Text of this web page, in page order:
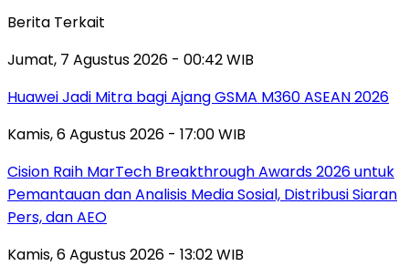
Berita Terkait
Jumat, 7 Agustus 2026 - 00:42 WIB
Huawei Jadi Mitra bagi Ajang GSMA M360 ASEAN 2026
Kamis, 6 Agustus 2026 - 17:00 WIB
Cision Raih MarTech Breakthrough Awards 2026 untuk
Pemantauan dan Analisis Media Sosial, Distribusi Siaran
Pers, dan AEO
Kamis, 6 Agustus 2026 - 13:02 WIB